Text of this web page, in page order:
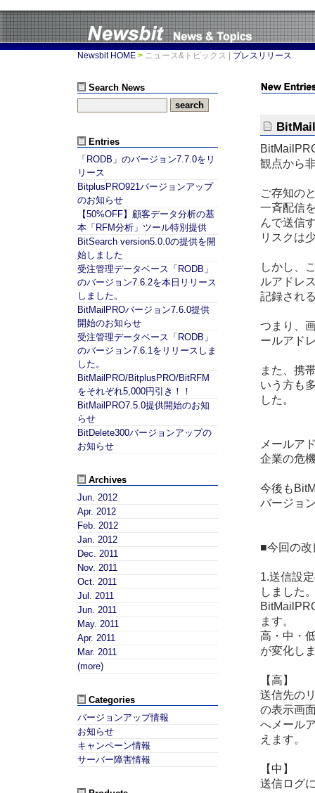
Newsbit HOME > ニュース&トピックス プレスリリース
観点から
ご存知の
一斉配信
んで送信
リスクは
しかし、
ルアドレ
記録され
つまり、
ールアド
また、携
いう方も
した。
メールア
企業の危
今後も
バージョ
■今回の改
1.送信設
しました
ます。
高・中・
が変化し
【高】
送信先の
の表示画
へメール
えます。
【中】
送信ログ
Search News
Entries
「RODB」のバージョン7.7.0をリ
リース
BitplusPRO921バージョンアップ
のお知らせ
【50%OFF】顧客データ分析の基
本「RFM分析」ツール特別提供
BitSearch version5.0.0の提供を開
始しました
受注管理データベース「RODB」
のバージョン7.6.2を本日リリース
しました。
BitMailPROバージョン7.6.0提供
開始のお知らせ
受注管理データベース「RODB」
のバージョン7.6.1をリリースしま
した。
BitMailPRO/BitplusPRO/BitRFM
をそれぞれ5,000円引き！！
BitMailPRO7.5.0提供開始のお知
らせ
BitDelete300バージョンアップの
お知らせ
Archives
Jun. 2012
Apr. 2012
Feb. 2012
Jan. 2012
Dec. 2011
Nov. 2011
Oct. 2011
Jul. 2011
Jun. 2011
May. 2011
Apr. 2011
Mar. 2011
(more)
Categories
バージョンアップ情報
お知らせ
キャンペーン情報
サーバー障害情報